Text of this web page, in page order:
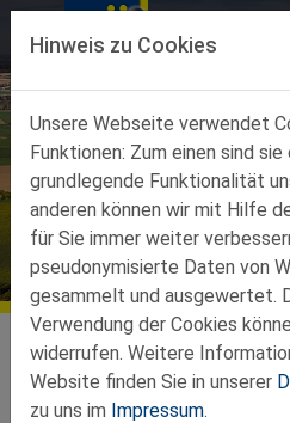
Direkt zur Hauptnavigation
Direkt zum Inhalt springen
Bildergalerien
Teilbezirke
Ortsgruppen Teilbez. Ybbs
2026 02 27 Schnapsen
Hinweis zu Cookies
Unsere Webseite verwendet
Funktionen: Zum einen sind
grundlegende Funktionalität
anderen können wir mit Hilfe
für Sie immer weiter
pseudonymisierte Daten von
gesammelt und ausgewertet.
Verwendung der Cookies
widerrufen. Weitere
Website finden Sie in unserer
zu uns im Impressum.